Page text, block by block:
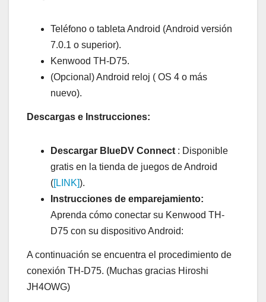
Teléfono o tableta Android (Android versión
7.0.1 o superior).
Kenwood TH-D75.
(Opcional) Android reloj ( OS 4 o más
nuevo).
Descargas e Instrucciones:
Descargar BlueDV Connect : Disponible
gratis en la tienda de juegos de Android
([LINK]).
Instrucciones de emparejamiento:
Aprenda cómo conectar su Kenwood TH-
D75 con su dispositivo Android:
A continuación se encuentra el procedimiento de
conexión TH-D75. (Muchas gracias Hiroshi
JH4OWG)